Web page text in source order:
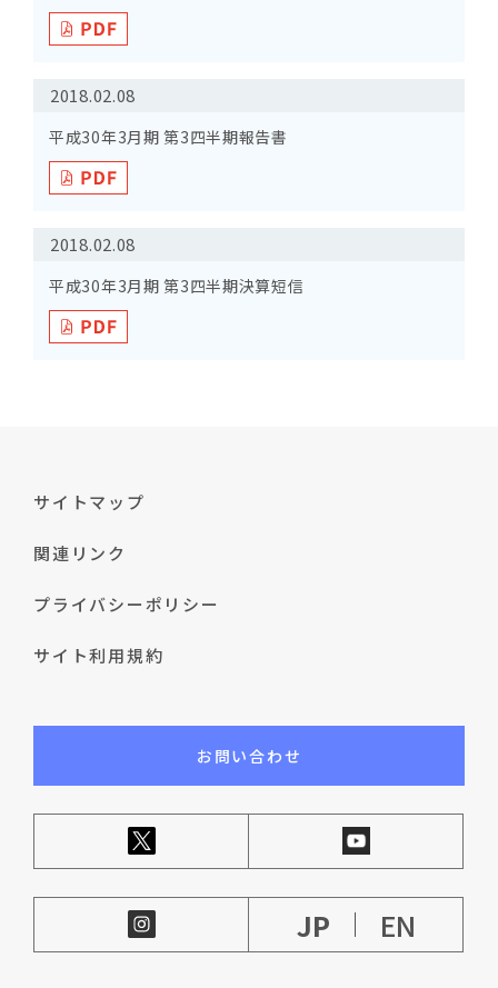
2018.02.08
平成30年3月期 第3四半期報告書
2018.02.08
平成30年3月期 第3四半期決算短信
サイトマップ
関連リンク
プライバシーポリシー
サイト利用規約
お問い合わせ
JP EN